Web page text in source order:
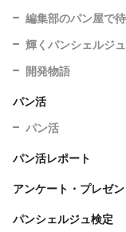
編集部のパン屋で
輝くパンシェルジュ
開発物語
パン活
パン活
パン活レポート
アンケート・プレゼン
パンシェルジュ検定